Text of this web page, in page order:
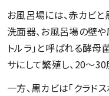
お風呂場には、赤カビ
洗面器、お風呂場の壁
トルラ」と呼ばれる酵母
サにして繁殖し、20～
一方、黒カビは「クラド